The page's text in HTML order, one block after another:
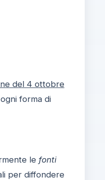
del 4 ottobre
forma di
le fonti
per diffondere